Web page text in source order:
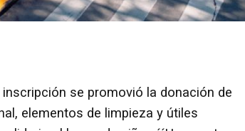
se promovió la donación de
elementos de limpieza y útiles